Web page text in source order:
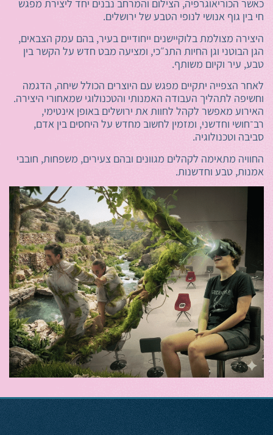
כאשר הכוריאוגרפיה, הצילום והמרחב נבנים יחד ליצירת מפגש
חי בין גוף אנושי לנופי הטבע של ירושלים.
היצירה מצולמת בלוקיישנים ייחודיים בעיר, בהם עמק הצבאים,
הגן הבוטני וגן החיות התנ״כי, ומציעה מבט חדש על הקשר בין
טבע, עיר וקיום משותף.
לאחר הצפייה יתקיים מפגש עם היוצרים הכולל שיחה, הדגמה
וחשיפה לתהליך העבודה האמנותי והטכנולוגי שמאחורי היצירה.
האירוע מאפשר לקהל לחוות את ירושלים באופן אינטימי,
רב־חושי וחדשני, ומזמין לחשוב מחדש על היחסים בין אדם,
סביבה וטכנולוגיה.
החוויה מתאימה לקהלים מגוונים ובהם צעירים, משפחות, חובבי
אמנות, טבע וחדשנות.